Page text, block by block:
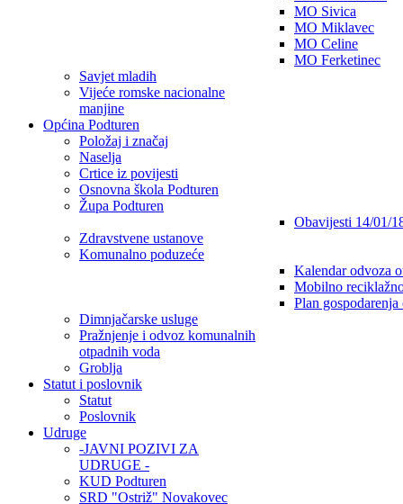
MO Sivica
MO Miklavec
MO Celine
MO Ferketinec
Savjet mladih
Vijeće romske nacionalne
manjine
Općina Podturen
Položaj i značaj
Naselja
Crtice iz povijesti
Osnovna škola Podturen
Župa Podturen
Obavijesti 14/01/
Zdravstvene ustanove
Komunalno poduzeće
Kalendar odvoza
Mobilno
Plan gospodarenja
Dimnjačarske usluge
Pražnjenje i odvoz komunalnih
otpadnih voda
Groblja
Statut i poslovnik
Statut
Poslovnik
Udruge
-JAVNI POZIVI ZA
UDRUGE -
KUD Podturen
SRD "Ostriž" Novakovec